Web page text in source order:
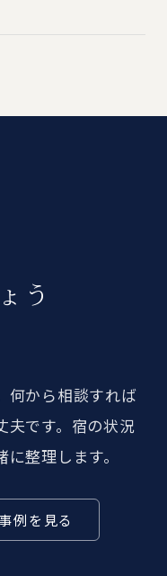
う
何から相談すれば
夫です。宿の状況
整理します。
例を見る